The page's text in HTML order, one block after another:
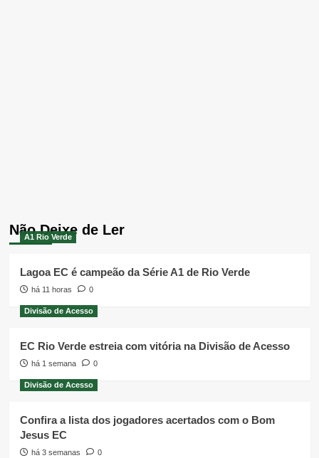
Não Deixe de Ler
A1 Rio Verde
Lagoa EC é campeão da Série A1 de Rio Verde
há 11 horas 0
Divisão de Acesso
EC Rio Verde estreia com vitória na Divisão de Acesso
há 1 semana 0
Divisão de Acesso
Confira a lista dos jogadores acertados com o Bom
Jesus EC
há 3 semanas 0